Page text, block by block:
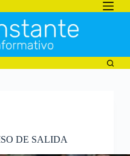
DE SALIDA